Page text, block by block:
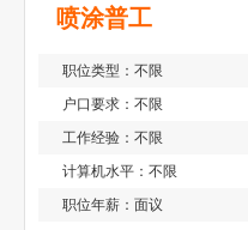
喷涂普工
职位类型：不限
户口要求：不限
工作经验：不限
计算机水平：不限
职位年薪：面议